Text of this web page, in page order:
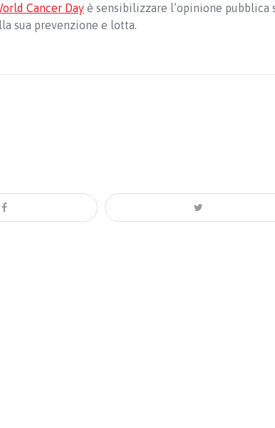
Cancer Day è sensibilizzare l’opinione pubblica
sua prevenzione e lotta.